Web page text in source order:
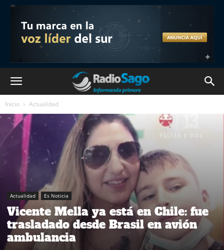
Inicio Actualidad
Actualidad Es Noticia
Vicente Mella ya está en Chile: fue
trasladado desde Brasil en avión
ambulancia